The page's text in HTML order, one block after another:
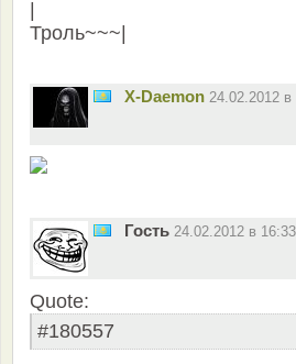
Троль~~~|
X-Daemon 24.02.2012
Гость 24.02.2012 в
Quote:
#180557